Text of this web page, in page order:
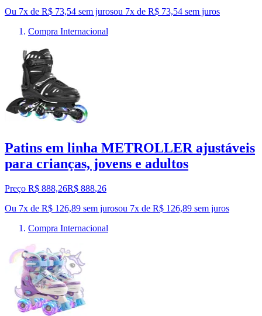
Ou 7x de R$ 73,54 sem jurosou 7x de R$ 73,54 sem juros
Compra Internacional
Patins em linha METROLLER ajustáveis
para crianças, jovens e adultos
Preço R$ 888,26R$ 888,26
Ou 7x de R$ 126,89 sem jurosou 7x de R$ 126,89 sem juros
Compra Internacional